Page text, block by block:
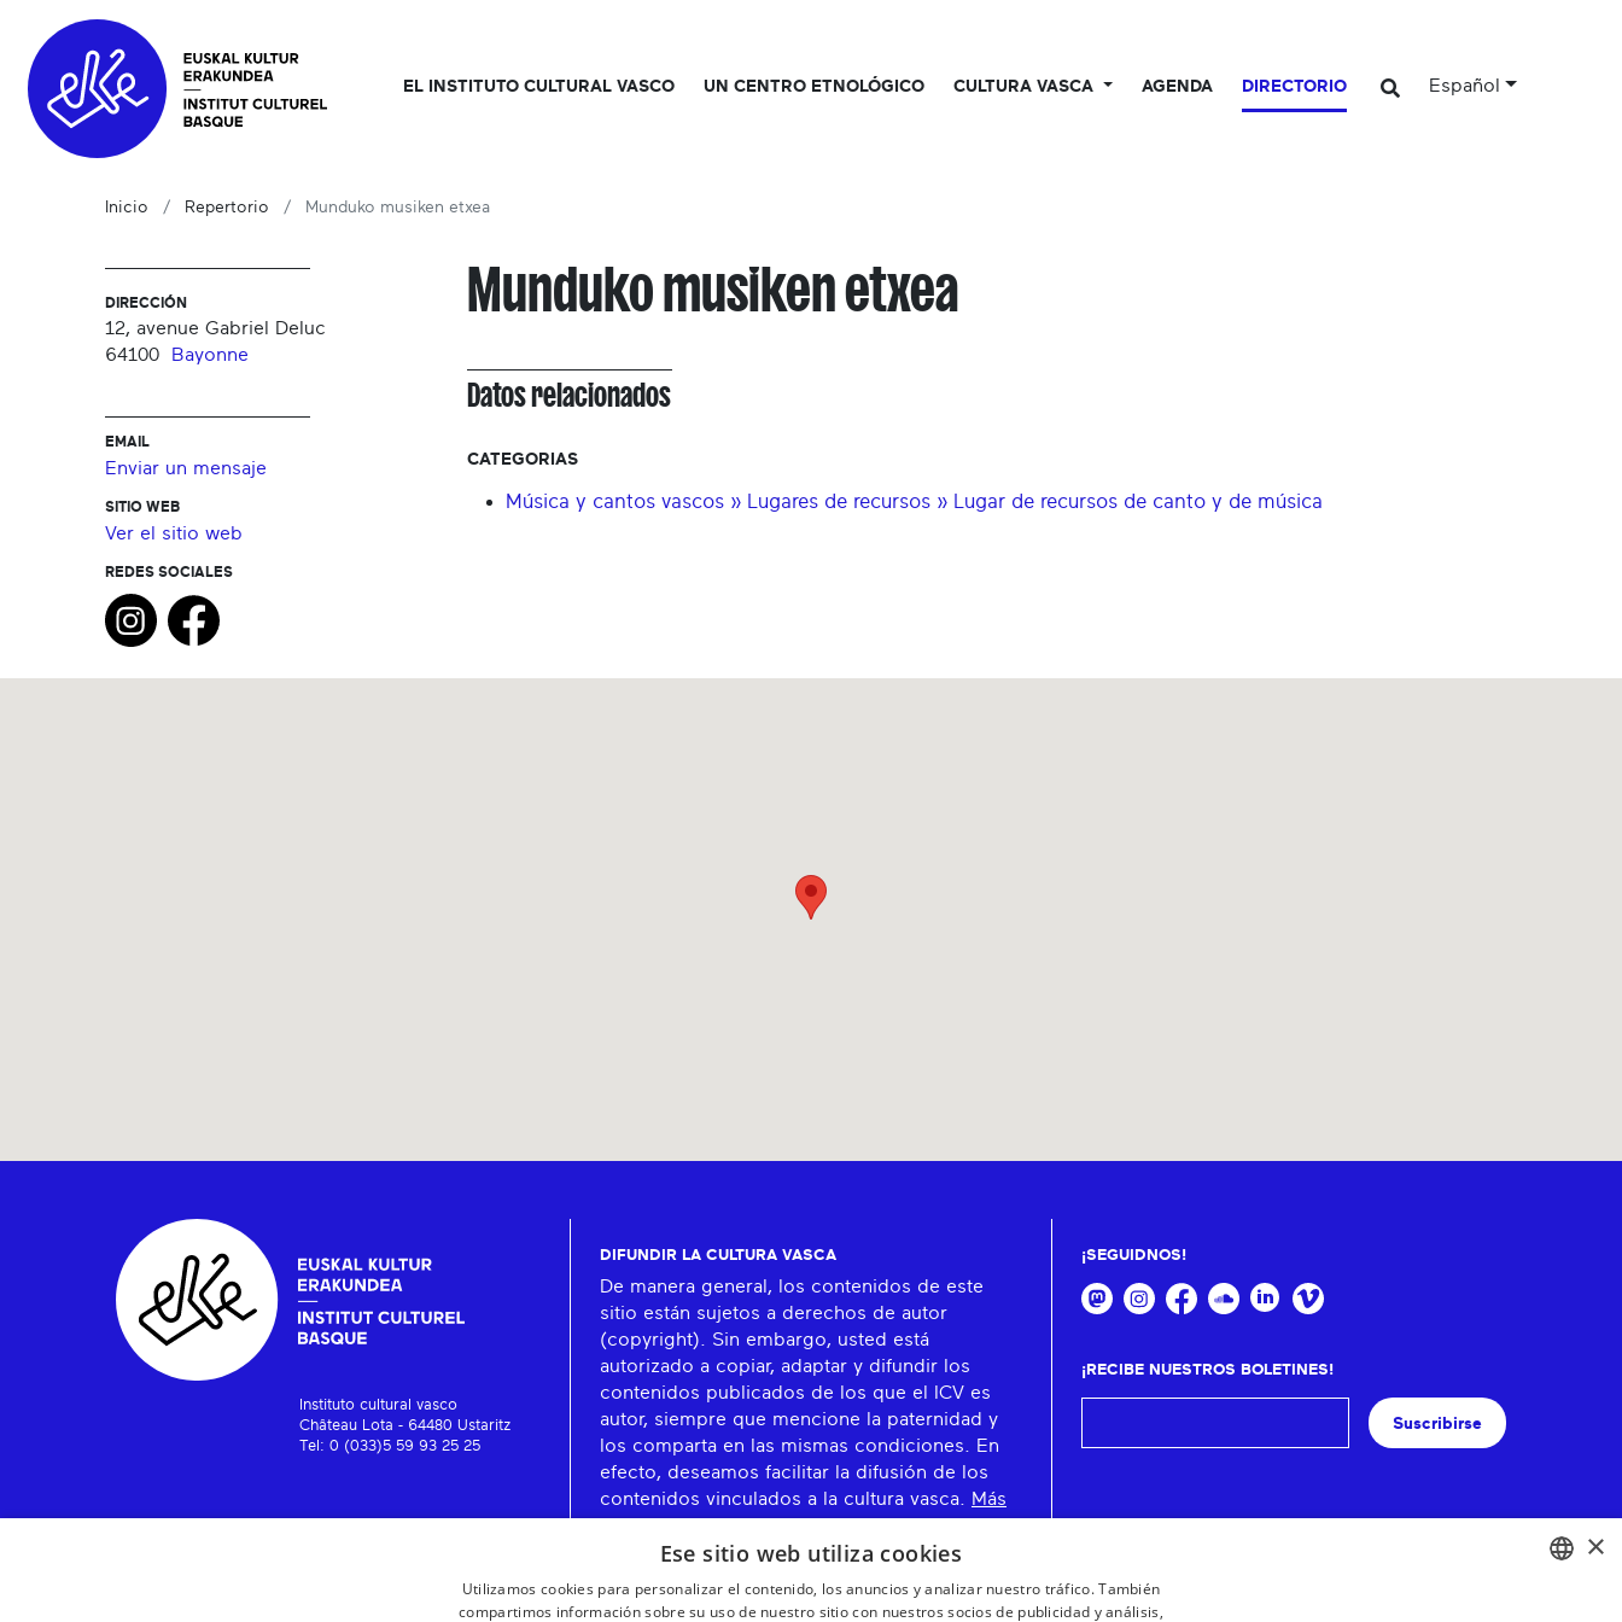
EL INSTITUTO CULTURAL VASCO UN CENTRO ETNOLÓGICO CULTURA VASCA AGENDA DIRECTORIO Español
Inicio Repertorio Munduko musiken etxea
DIRECCIÓN
12, avenue Gabriel Deluc
64100
Bayonne
EMAIL
Enviar un mensaje
SITIO WEB
Ver el sitio web
REDES SOCIALES
Munduko musiken etxea
Datos relacionados
CATEGORIAS
Música y cantos vascos » Lugares de recursos » Lugar de recursos de canto y de música
Instituto cultural vasco
Château Lota - 64480 Ustaritz
Tel: 0 (033)5 59 93 25 25
DIFUNDIR LA CULTURA VASCA
De manera general, los contenidos de este
sitio están sujetos a derechos de autor
(copyright). Sin embargo, usted está
autorizado a copiar, adaptar y difundir los
contenidos publicados de los que el ICV es
autor, siempre que mencione la paternidad y
los comparta en las mismas condiciones. En
efecto, deseamos facilitar la difusión de los
contenidos vinculados a la cultura vasca. Más
información
¡SEGUIDNOS!
¡RECIBE NUESTROS BOLETINES!
Suscribirse
×
Ese sitio web utiliza cookies
Utilizamos cookies para personalizar el contenido, los anuncios y analizar nuestro tráfico. También
compartimos información sobre su uso de nuestro sitio con nuestros socios de publicidad y análisis,